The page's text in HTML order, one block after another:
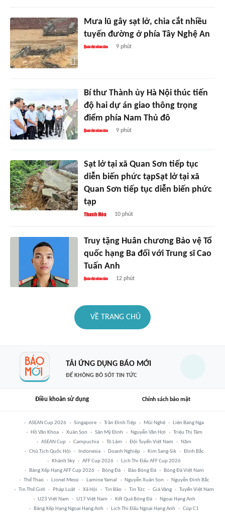
Mưa lũ gây sạt lở, chia cắt nhiều
tuyến đường ở phía Tây Nghệ An
9 phút
Bí thư Thành ủy Hà Nội thúc tiến
độ hai dự án giao thông trọng
điểm phía Nam Thủ đô
9 phút
Sạt lở tại xã Quan Sơn tiếp tục
diễn biến phức tạpSạt lở tại xã
Quan Sơn tiếp tục diễn biến phức
tạp
10 phút
Truy tặng Huân chương Bảo vệ Tổ
quốc hạng Ba đối với Trung sĩ Cao
Tuấn Anh
12 phút
VỀ TRANG CHỦ
TẢI ỨNG DỤNG BÁO MỚI
ĐỂ KHÔNG BỎ SÓT TIN TỨC
Điều khoản sử dụng Chính sách bảo mật
ASEAN Cup 2026 Singapore Trần Đình Tiệp Mũi Nghê
Liên Bang Nga
Hồ Văn Khoa
Xuân Son Sân Mỹ Đình Nguyễn Văn Hợi
Triệu Thị Tâm
ASEAN Cup
Campuchia Tô Lâm Đội Tuyển Việt Nam
Năm
Chủ Tịch Quốc Hội
Indonesia Doanh Nghiệp Kim Sang-Sik
Đình Bắc
Khánh Sky
AFF Cup 2026
Lịch Thi Đấu AFF Cup 2026
Bảng Xếp Hạng AFF Cup 2026
Bóng Đá Báo Bóng Đá
Bóng Đá Việt Nam
Thể Thao
Lionel Messi Lamine Yamal Nguyễn Xuân Son
Nguyễn Đình Bắc
Tin Thế Giới
Pháp Luật Xã Hội Tin Bão Tin Tức Giá Vàng
Tuyển Việt Nam
U23 Việt Nam
U17 Việt Nam Kết Quả Bóng Đá
Ngoại Hạng Anh
Bảng Xếp Hạng Ngoại Hạng Anh
Lịch Thi Đấu Ngoại Hạng Anh Cúp C1